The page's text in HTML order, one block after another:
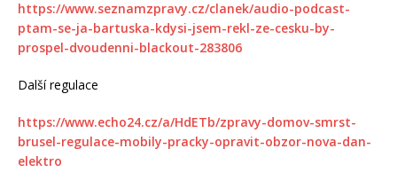
https://www.seznamzpravy.cz/clanek/audio-podcast-
ptam-se-ja-bartuska-kdysi-jsem-rekl-ze-cesku-by-
prospel-dvoudenni-blackout-283806
Další regulace
https://www.echo24.cz/a/HdETb/zpravy-domov-smrst-
brusel-regulace-mobily-pracky-opravit-obzor-nova-dan-
elektro